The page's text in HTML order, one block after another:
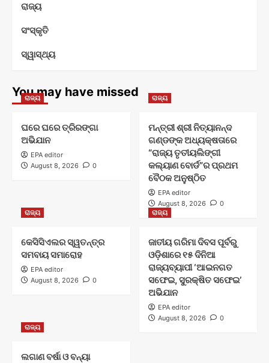
ରାଜ୍ୟ
ସଂସ୍କୃତି
ସ୍ୱାସ୍ଥ୍ୟ
You may have missed
ରାଜ୍ୟ
ଘରେ ଘରେ ତ୍ରିରଙ୍ଗା
ଅଭିଯାନ
EPA editor
August 8, 2026
0
ରାଜ୍ୟ
ମନ୍ତ୍ରୀ ଶ୍ରୀ ନିତ୍ୟାନନ୍ଦ
ଗଣ୍ଡଙ୍କ ଅଧ୍ୟକ୍ଷତାରେ
“ରାଜ୍ୟ ତୃତୀୟଲିଙ୍ଗୀ
କଲ୍ୟାଣ ବୋର୍ଡ”ର ପ୍ରଥମ
ବୈଠକ ଅନୁଷ୍ଠିତ
EPA editor
August 8, 2026
0
ରାଜ୍ୟ
କେସିସିଏଲର ସ୍ୱତନ୍ତ୍ର
ସମବାୟ ସମାରୋହ
EPA editor
August 8, 2026
0
ରାଜ୍ୟ
ଜାତୀୟ ଗରିମା ଦିବସ ପୂର୍ବରୁ
ଓଡ଼ିଶାରେ ୧୫ ଦିନିଆ
ରାଜ୍ୟବ୍ୟାପୀ ‘ଆଇନଗତ
ସଫେଇ, ସୁରକ୍ଷିତ ସଫେଇ’
ଅଭିଯାନ
EPA editor
August 8, 2026
0
ରାଜ୍ୟ
ଲଗାଣ ବର୍ଷା ଓ ବନ୍ୟା